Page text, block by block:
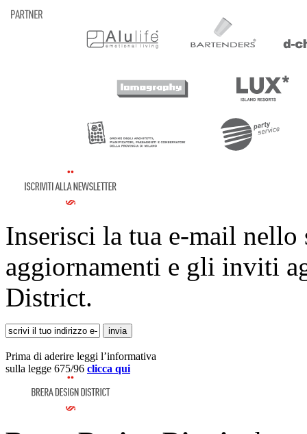
Inserisci la tua e-mail nello
aggiornamenti e gli inviti
District.
Prima di aderire leggi l’informativa
sulla legge 675/96 clicca qui